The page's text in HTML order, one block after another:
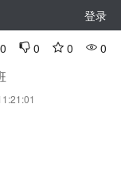
登录
0 0 0 0